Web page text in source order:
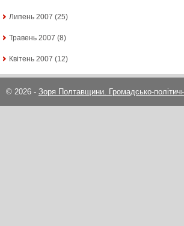
Липень 2007 (25)
Травень 2007 (8)
Квітень 2007 (12)
© 2026 - Зоря Полтавщини. Громадсько-